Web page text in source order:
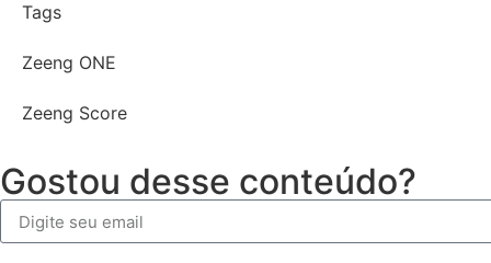
Tags
Zeeng ONE
Zeeng Score
Gostou desse conteúdo?